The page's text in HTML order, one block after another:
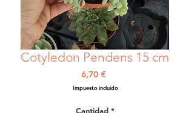
Cotyledon Pendens 15 cm
6,70 €Precio
Impuesto incluido
Cantidad *